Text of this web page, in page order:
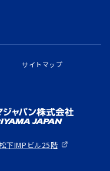
松下IMPビル25階
サイトマップ